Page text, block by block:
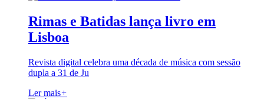
Rimas e Batidas lança livro em
Lisboa
Revista digital celebra uma década de música com sessão
dupla a 31 de Ju
Ler mais+